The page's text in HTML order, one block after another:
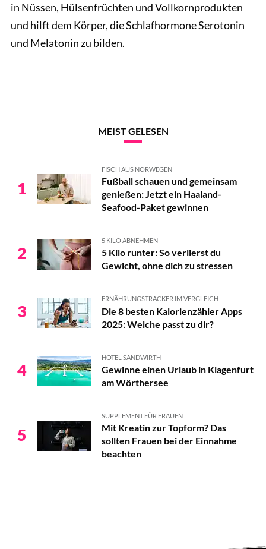
in Nüssen, Hülsenfrüchten und Vollkornprodukten
und hilft dem Körper, die Schlafhormone Serotonin
und Melatonin zu bilden.
MEIST GELESEN
1
FISCH AUS NORWEGEN
Fußball schauen und gemeinsam
genießen: Jetzt ein Haaland-
Seafood-Paket gewinnen
2
5 KILO ABNEHMEN
5 Kilo runter: So verlierst du
Gewicht, ohne dich zu stressen
3
ERNÄHRUNGSTRACKER IM VERGLEICH
Die 8 besten Kalorienzähler Apps
2025: Welche passt zu dir?
4
HOTEL SANDWIRTH
Gewinne einen Urlaub in Klagenfurt
am Wörthersee
5
SUPPLEMENT FÜR FRAUEN
Mit Kreatin zur Topform? Das
sollten Frauen bei der Einnahme
beachten